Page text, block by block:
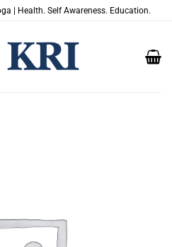
| Health. Self Awareness. Education.